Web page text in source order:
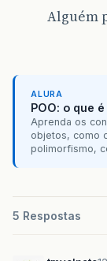
Alguém
ALURA
POO: o que
Aprenda os
objetos, como
polimorfismo,
5 Respostas